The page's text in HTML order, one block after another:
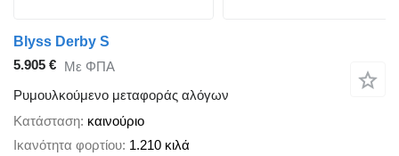
Blyss Derby S
5.905 € Με ΦΠΑ
Ρυμουλκούμενο μεταφοράς αλόγων
Κατάσταση καινούριο
Ικανότητα φορτίου 1.210 κιλά